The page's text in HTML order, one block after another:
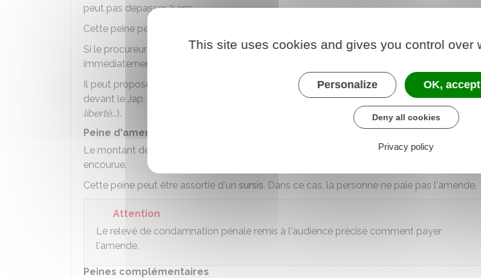
peut pas dépasser 2 ans.
Cette peine peut être assortie
Si le procureur propose une peine deprison ferme, il doit préciser si elle est exécutable
immédiatement.
Il peut proposer que la peine de prison soit
aménagée. La personne sera alors
devant le Jap, qui déterminera les conditions d'exécution (bracelet électronique,semi-
liberté...).
Peine d'amende
Le montant de l'amende proposé
à celui de l'amende
encourue.
Cette peine peut être assortie d'un sursis. Dans ce cas, la personne ne paie pas l'amende.
Attention
Le relevé de condamnation pénale remis à l'audience précise comment payer
l'amende.
Peines complémentaires
This site uses cookies and gives you control over
Personalize OK, accept
Deny all cookies
Privacy policy